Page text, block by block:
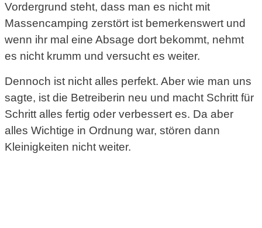
Vordergrund steht, dass man es nicht mit
Massencamping zerstört ist bemerkenswert und
wenn ihr mal eine Absage dort bekommt, nehmt
es nicht krumm und versucht es weiter.
Dennoch ist nicht alles perfekt. Aber wie man uns
sagte, ist die Betreiberin neu und macht Schritt für
Schritt alles fertig oder verbessert es. Da aber
alles Wichtige in Ordnung war, stören dann
Kleinigkeiten nicht weiter.